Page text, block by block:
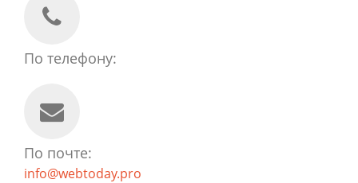
По телефону:
По почте:
info@webtoday.pro